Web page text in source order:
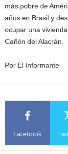
más pobre de
años en Brasil y
ocupar una
Cañón del Alacrán.
Por El Informante
Facebook